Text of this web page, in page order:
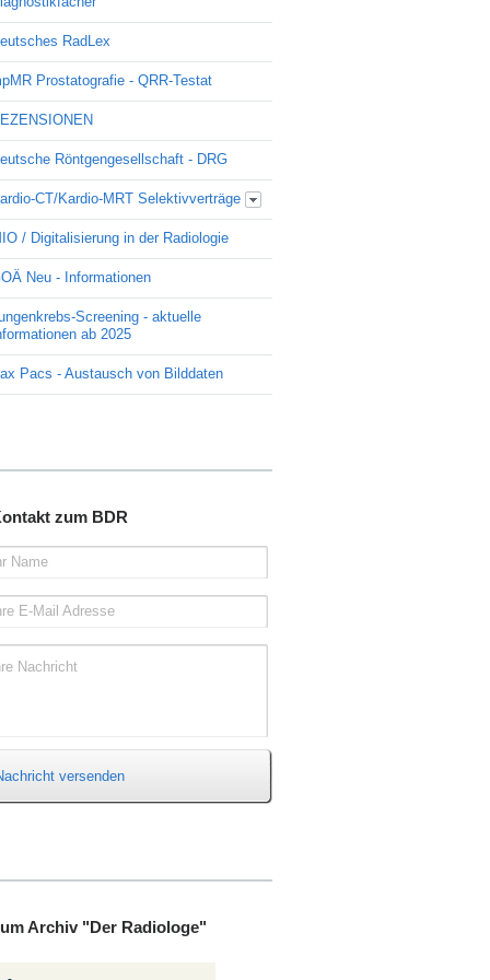
RadLex
Prostatografie - QRR-Testat
Röntgengesellschaft - DRG
CT/Kardio-MRT Selektivverträge
/ Digitalisierung in der Radiologie
Neu - Informationen
Screening - aktuelle
ab 2025
Pacs - Austausch von Bilddaten
zum BDR
Name
E-Mail Adresse
Nachricht
versenden
Archiv "Der Radiologe"